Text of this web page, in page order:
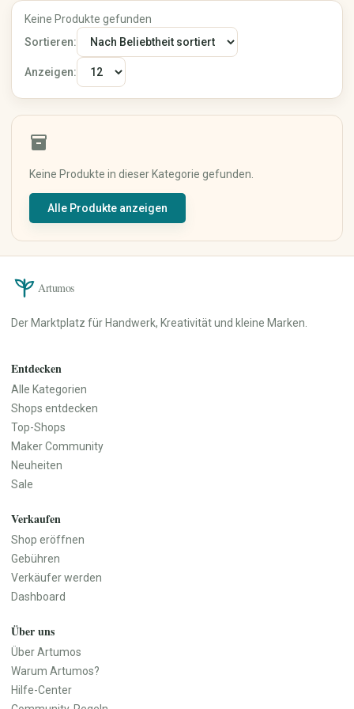
Mixed Media
Digitale Kunst
Kunstdrucke
Originalkunst
Street Art
Haus & Wohnen
Küche & Esszimmer
Schlafzimmer
Badezimmer
Heimtextilien
Garten & Pflanzen
Geschirr
Vasen
Wanddekoration
Teppiche
Aufbewahrung
Haustür & Eingangsbereich
Einladungen
Poster & Prints
Geschenkpapier
Partydekoration
Baby- & Kinderkleidung
Baby- & Kinderschuhe
Lernspielzeug
Babygeschenke
Erinnerungsboxen
Namensschilder
Keine Produkte gefunden
Sortieren:
Anzeigen:
inventory_2
Keine Produkte in dieser Kategorie gefunden.
Alle Produkte anzeigen
Artumos
Der Marktplatz für Handwerk, Kreativität und kleine Marken.
Entdecken
Alle Kategorien
Shops entdecken
Top-Shops
Maker Community
Neuheiten
Sale
Verkaufen
Shop eröffnen
Gebühren
Verkäufer werden
Dashboard
Über uns
Über Artumos
Warum Artumos?
Hilfe-Center